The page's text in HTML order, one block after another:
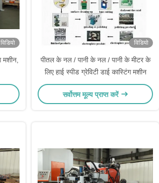
विडियो विडियो
पीतल के नल / पानी के नल / पानी के मीटर के
लिए हाई स्पीड ग्रेविटी डाई कास्टिंग मशीन
सर्वोत्तम मूल्य प्राप्त करें